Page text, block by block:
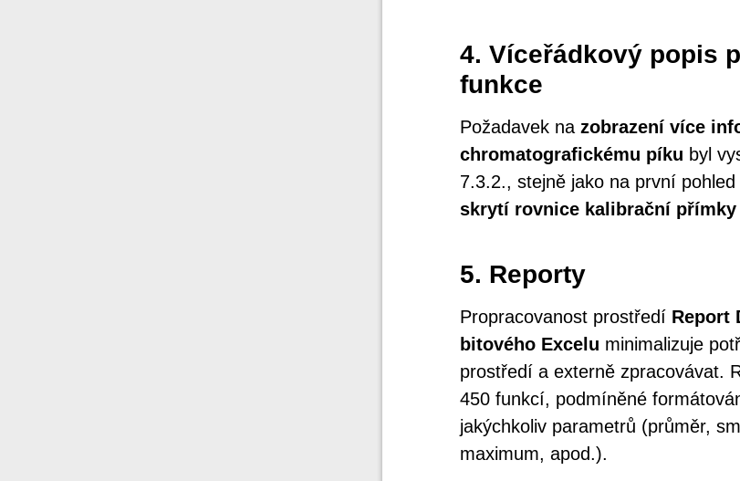
4. Víceřádkový popis
funkce
Požadavek na zobrazení více
chromatografickému píku byl
7.3.2., stejně jako na první
skrytí rovnice kalibrační
5. Reporty
Propracovanost prostředí Report
bitového Excelu minimalizuje
prostředí a externě zpracovávat.
450 funkcí, podmíněné
jakýchkoliv parametrů (průměr,
maximum, apod.).